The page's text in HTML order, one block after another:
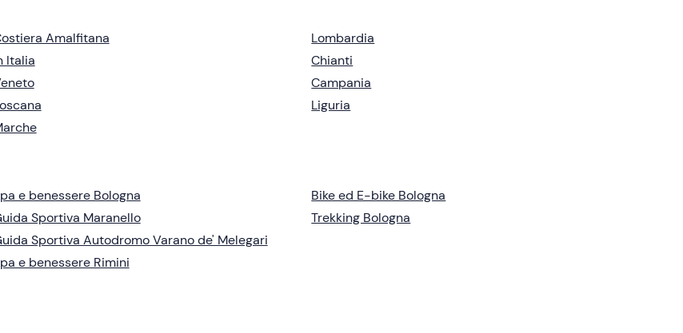
Amalfitana
Italia
Lombardia
Chianti
Campania
Liguria
e benessere Bologna
Sportiva Maranello
Sportiva Autodromo Varano de' Melegari
e benessere Rimini
Bike ed E-bike Bologna
Trekking Bologna